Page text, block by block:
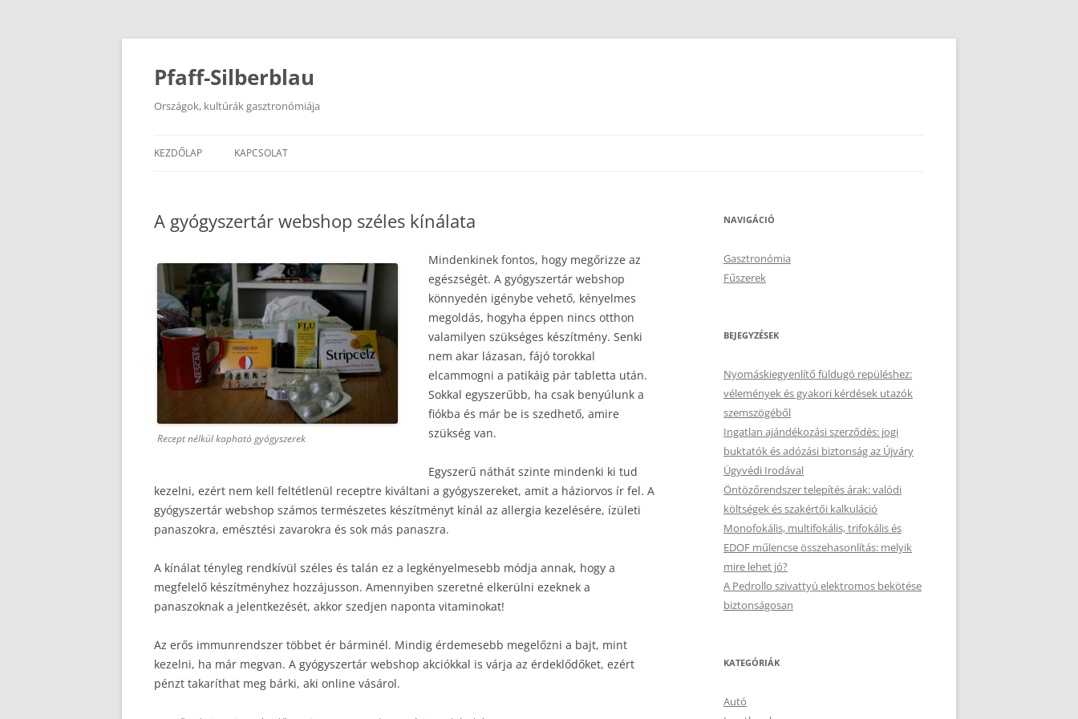
Kilépés
tartalomba
Pfaff-Silberblau
Országok, kultúrák gasztronómiája
KEZDŐLAP KAPCSOLAT
A gyógyszertár webshop széles kínálata
Recept nélkül kapható gyógyszerek
Mindenkinek fontos, hogy megőrizze az
egészségét. A gyógyszertár webshop
könnyedén igénybe vehető, kényelmes
megoldás, hogyha éppen nincs otthon
valamilyen szükséges készítmény. Senki
nem akar lázasan, fájó torokkal
elcammogni a patikáig pár tabletta után.
Sokkal egyszerűbb, ha csak benyúlunk a
fiókba és már be is szedhető, amire
szükség van.
Egyszerű náthát szinte mindenki ki tud
kezelni, ezért nem kell feltétlenül receptre kiváltani a gyógyszereket, amit a háziorvos ír fel. A
gyógyszertár webshop számos természetes készítményt kínál az allergia kezelésére, ízületi
panaszokra, emésztési zavarokra és sok más panaszra.
A kínálat tényleg rendkívül széles és talán ez a legkényelmesebb módja annak, hogy a
megfelelő készítményhez hozzájusson. Amennyiben szeretné elkerülni ezeknek a
panaszoknak a jelentkezését, akkor szedjen naponta vitaminokat!
Az erős immunrendszer többet ér bárminél. Mindig érdemesebb megelőzni a bajt, mint
kezelni, ha már megvan. A gyógyszertár webshop akciókkal is várja az érdeklődőket, ezért
pénzt takaríthat meg bárki, aki online vásárol.
NAVIGÁCIÓ
Gasztronómia
Fűszerek
BEJEGYZÉSEK
Nyomáskiegyenlítő füldugó repüléshez:
vélemények és gyakori kérdések utazók
szemszögéből
Ingatlan ajándékozási szerződés: jogi
buktatók és adózási biztonság az Újváry
Ügyvédi Irodával
Öntözőrendszer telepítés árak: valódi
költségek és szakértői kalkuláció
Monofokális, multifokális, trifokális és
EDOF műlencse összehasonlítás: melyik
mire lehet jó?
A Pedrollo szivattyú elektromos bekötése
biztonságosan
KATEGÓRIÁK
Autó